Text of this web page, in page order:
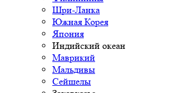
Шри-Ланка
Южная Корея
Япония
Индийский океан
Маврикий
Мальдивы
Сейшелы